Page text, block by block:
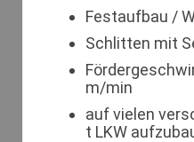
Festaufbau /
Schlitten mit
m/min
auf vielen
t LKW